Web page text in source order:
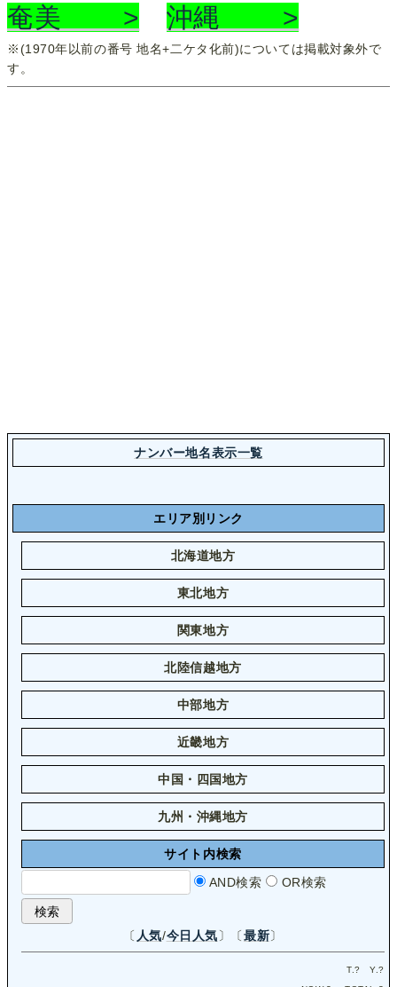
奄美 >
沖縄 >
※(1970年以前の番号 地名+二ケタ化前)については掲載対象外で
す。
ナンバー地名表示一覧
エリア別リンク
北海道地方
東北地方
関東地方
北陸信越地方
中部地方
近畿地方
中国・四国地方
九州・沖縄地方
サイト内検索
AND検索 OR検索
〔 人気/今日人気〕〔最新〕
T.? Y.?